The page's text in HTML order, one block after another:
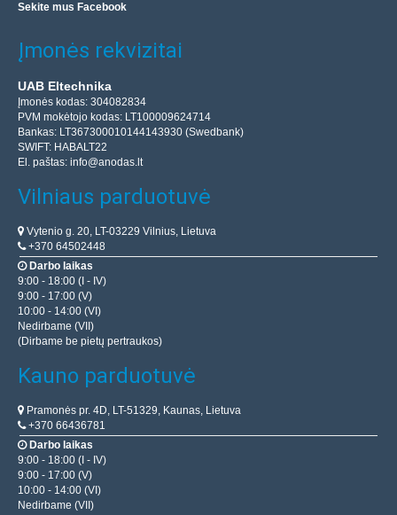
Sekite mus Facebook
Įmonės rekvizitai
UAB Eltechnika
Įmonės kodas: 304082834
PVM mokėtojo kodas: LT100009624714
Bankas: LT367300010144143930 (Swedbank)
SWIFT: HABALT22
El. paštas: info@anodas.lt
Vilniaus parduotuvė
Vytenio g. 20, LT-03229 Vilnius, Lietuva
+370 64502448
Darbo laikas
9:00 - 18:00 (I - IV)
9:00 - 17:00 (V)
10:00 - 14:00 (VI)
Nedirbame (VII)
(Dirbame be pietų pertraukos)
Kauno parduotuvė
Pramonės pr. 4D, LT-51329, Kaunas, Lietuva
+370 66436781
Darbo laikas
9:00 - 18:00 (I - IV)
9:00 - 17:00 (V)
10:00 - 14:00 (VI)
Nedirbame (VII)